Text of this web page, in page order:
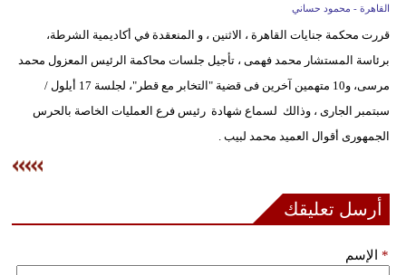
وتكنولوجيا
مدوَّنات
أبراج
القاهرة - محمود حساني
قررت محكمة جنايات القاهرة ، الاثنين ، و المنعقدة في أكاديمية الشرطة،
برئاسة المستشار محمد فهمى ، تأجيل جلسات محاكمة الرئيس المعزول محمد
مرسى، و10 متهمين آخرين فى قضية "التخابر مع قطر"، لجلسة 17 أيلول /
سبتمبر الجارى ، وذالك لسماع شهادة رئيس فرع العمليات الخاصة بالحرس
الجمهورى أقوال العميد محمد لبيب .
أرسل تعليقك
الإسم *